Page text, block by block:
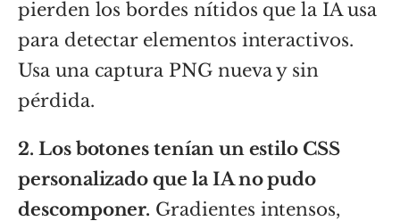
pierden los bordes nítidos que la IA usa
para detectar elementos interactivos.
Usa una captura PNG nueva y sin
pérdida.
2. Los botones tenían un estilo CSS
personalizado que la IA no pudo
descomponer. Gradientes intensos,